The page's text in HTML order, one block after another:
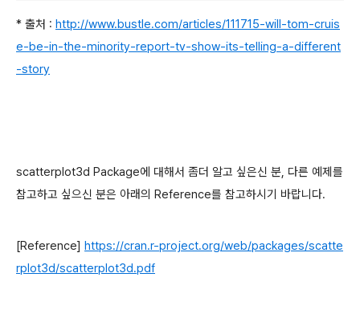
* 출처 : http://www.bustle.com/articles/111715-will-tom-cruis
e-be-in-the-minority-report-tv-show-its-telling-a-different
-story
scatterplot3d Package에 대해서 좀더 알고 싶은신 분, 다른 예제를
참고하고 싶으신 분은 아래의 Reference를 참고하시기 바랍니다.
[Reference] https://cran.r-project.org/web/packages/scatte
rplot3d/scatterplot3d.pdf